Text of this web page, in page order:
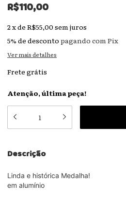
R$110,00
2xde R$55,00 sem juros
5% de desconto pagando com Pix
Ver mais detalhes
Frete grátis
Atenção, última peça!
Descrição
Linda e histórica Medalha!
em alumínio